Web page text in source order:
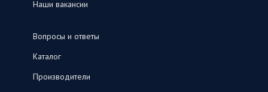
Наши вакансии
Вопросы и ответы
Каталог
Производители